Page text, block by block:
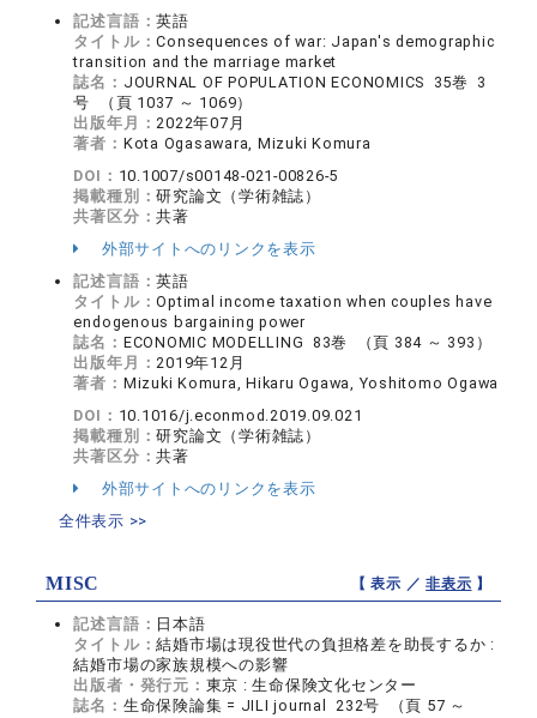
記述言語：英語
タイトル：Consequences of war: Japan's demographic
transition and the marriage market
誌名： JOURNAL OF POPULATION ECONOMICS 35巻 3
号 （頁 1037 ～ 1069）
出版年月：2022年07月
著者： Kota Ogasawara, Mizuki Komura
DOI： 10.1007/s00148-021-00826-5
掲載種別：研究論文（学術雑誌）
共著区分：共著
外部サイトへのリンクを表示
記述言語：英語
タイトル：Optimal income taxation when couples have
endogenous bargaining power
誌名： ECONOMIC MODELLING 83巻 （頁 384 ～ 393）
出版年月：2019年12月
著者： Mizuki Komura, Hikaru Ogawa, Yoshitomo Ogawa
DOI： 10.1016/j.econmod.2019.09.021
掲載種別：研究論文（学術雑誌）
共著区分：共著
外部サイトへのリンクを表示
全件表示 >>
MISC 【 表示 ／非表示 】
記述言語： 日本語
タイトル：結婚市場は現役世代の負担格差を助長するか :
結婚市場の家族規模への影響
出版者・発行元： 東京 : 生命保険文化センター
誌名： 生命保険論集 = JILI journal 232号 （頁 57 ～